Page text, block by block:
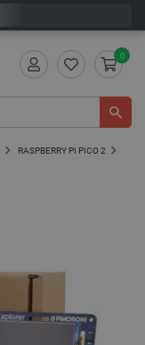
0
RASPBERRY PI PICO 2